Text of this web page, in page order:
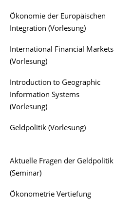
Ökonomie der Europäischen
Integration (Vorlesung)
International Financial Markets
(Vorlesung)
Introduction to Geographic
Information Systems
(Vorlesung)
Geldpolitik (Vorlesung)
Aktuelle Fragen der Geldpolitik
(Seminar)
Ökonometrie Vertiefung